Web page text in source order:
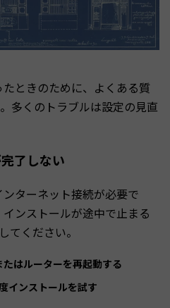
ときのために、よくある質
多くのトラブルは設定の見直
了しない
ターネット接続が必要で
ンストールが途中で止まる
てください。
はルーターを再起動する
インストールを試す